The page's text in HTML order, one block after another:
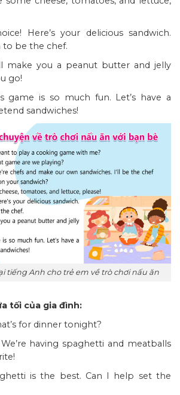
Here’s your delicious sandwich.
to be the chef.
make you a peanut butter and jelly
go!
game is so much fun. Let’s have a
sandwiches!
tiếng Anh cho trẻ em về trò chơi nấu ăn
tối của gia đình:
for dinner tonight?
having spaghetti and meatballs
is the best. Can I help set the